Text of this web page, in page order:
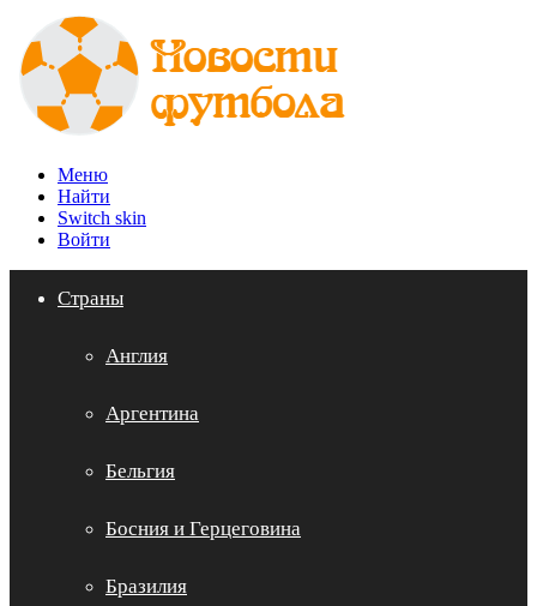
Меню
Найти
Switch skin
Войти
Страны
Англия
Аргентина
Бельгия
Босния и Герцеговина
Бразилия